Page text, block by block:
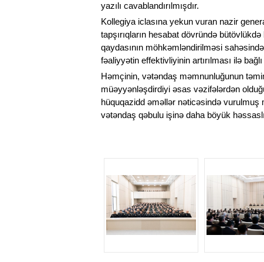
yazılı cavablandırılmışdır.
Kollegiya iclasına yekun vuran nazir
tapşırıqların hesabat dövründə
qaydasının möhkəmləndirilməsi
fəaliyyətin effektivliyinin artırılması ilə
Həmçinin, vətəndaş məmnunluğunun
müəyyənləşdirdiyi əsas vəzifələrdən
hüquqazidd əməllər nəticəsində vurulmuş
vətəndaş qəbulu işinə daha böyük